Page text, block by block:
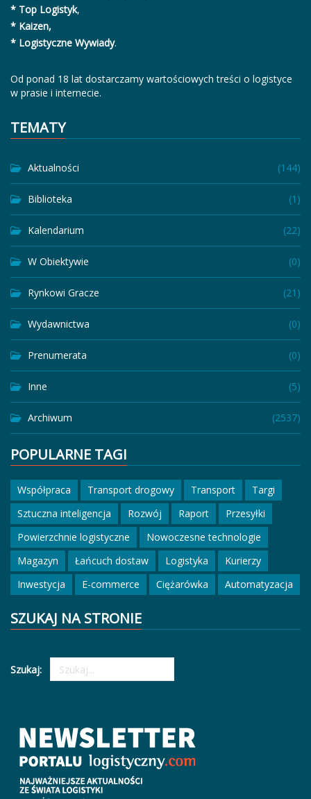
* Top Logistyk,
* Kaizen,
* Logistyczne Wywiady.
Od ponad 18 lat dostarczamy wartościowych treści o logistyce
w prasie i internecie.
TEMATY
Aktualności (144)
Biblioteka (1)
Kalendarium (22)
W Obiektywie (0)
Rynkowi Gracze (21)
Wydawnictwa (0)
Prenumerata (0)
Inne (5)
Archiwum (2537)
POPULARNE TAGI
Współpraca Transport drogowy Transport
Targi
Sztuczna inteligencja
Rozwój Raport
Przesyłki
Powierzchnie logistyczne
Nowoczesne technologie
Magazyn
Łańcuch dostaw Logistyka
Kurierzy
Inwestycja
E-commerce Ciężarówka Automatyzacja
SZUKAJ NA STRONIE
Szukaj: